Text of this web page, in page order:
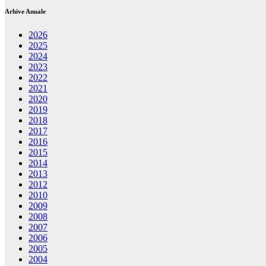
Arhive Anuale
2026
2025
2024
2023
2022
2021
2020
2019
2018
2017
2016
2015
2014
2013
2012
2010
2009
2008
2007
2006
2005
2004